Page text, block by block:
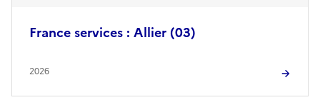
France services : Allier (03)
2026